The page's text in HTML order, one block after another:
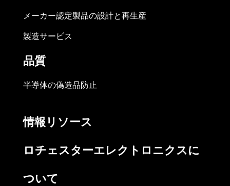
メーカー認定製品の設計と再生産
製造サービス
品質
半導体の偽造品防止
情報リソース
ロチェスターエレクトロニクスに
ついて